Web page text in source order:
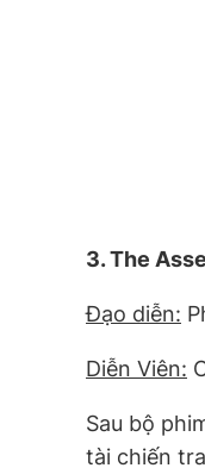
3. The
Đạo diễn:
Diễn Viên:
Sau bộ
tài chiến